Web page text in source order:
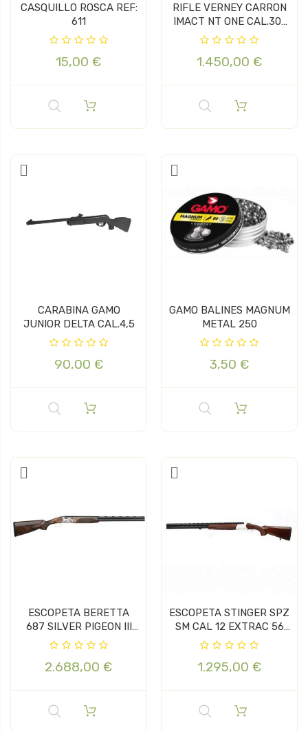
CASQUILLO ROSCA REF:
611
15,00 €
RIFLE VERNEY CARRON
IMACT NT ONE CAL.30-
06...
1.450,00 €
CARABINA GAMO
JUNIOR DELTA CAL.4,5
90,00 €
GAMO BALINES MAGNUM
METAL 250
3,50 €
ESCOPETA BERETTA
687 SILVER PIGEON III
CAL 12...
2.688,00 €
ESCOPETA STINGER SPZ
SM CAL 12 EXTRAC 56
BECADA
1.295,00 €